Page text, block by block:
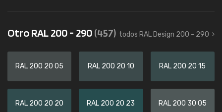
Otro RAL 200 - 290(457) todos RAL Design 200 - 290
RAL 200 20 05 RAL 200 20 10 RAL 200 20 15
RAL 200 20 20 RAL 200 20 23 RAL 200 30 05